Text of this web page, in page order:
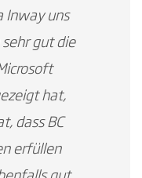
Inway uns
gut die
hat,
dass BC
erfüllen